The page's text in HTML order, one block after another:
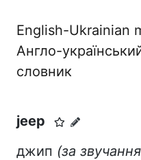
English-Ukrainian
Англо-
словник
jeep
джип (за